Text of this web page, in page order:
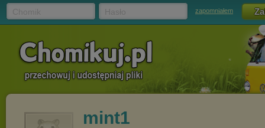
zapomniałem
mint1